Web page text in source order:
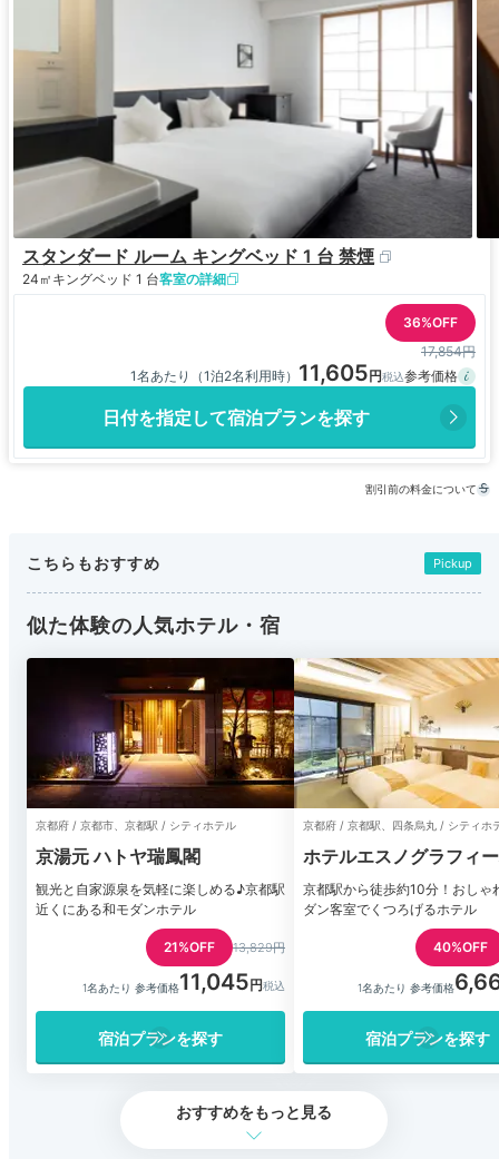
スタンダード ルーム キングベッド 1 台 禁煙
24㎡ キングベッド 1 台客室の詳細
36%OFF
17,854円
1名あたり（1泊2名利用時） 11,605
日付を指定して宿泊プランを探す
割引前の料金について
こちらもおすすめ Pickup
似た体験の人気ホテル・宿
京都府 / 京都市、京都駅 / シティホテル
京湯元 ハトヤ瑞鳳閣
観光と自家源泉を気軽に楽しめる♪京都駅
近くにある和モダンホテル
21%OFF 13,829円
1名あたり 参考価格11,045
宿泊プランを探す
京都府 / 京都駅、四条烏丸 / シティホ
ホテルエスノグラフィ
杜
京都駅から徒歩約10分！おしゃ
ダン客室でくつろげるホテル
40%OFF
1名あたり 参考価格
宿泊プランを探す
おすすめをもっと見る